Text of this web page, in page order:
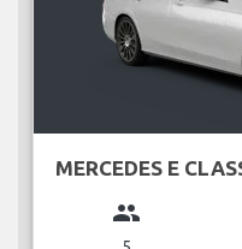
MERCEDES E
group